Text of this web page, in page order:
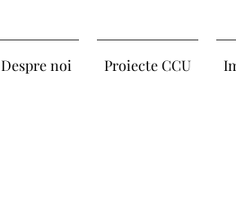
Despre noi Proiecte CCU